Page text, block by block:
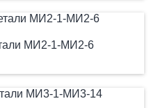
МИ2-1-МИ2-6